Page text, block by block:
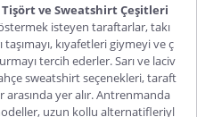
ve Sweatshirt Çeşitleri
isteyen taraftarlar, takı
kıyafetleri giymeyi ve ç
tercih ederler. Sarı ve laciv
sweatshirtseçenekleri, taraft
arasında yer alır. Antrenmanda
uzun kollu alternatifleriyl